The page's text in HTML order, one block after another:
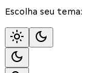
Escolha seu tema: